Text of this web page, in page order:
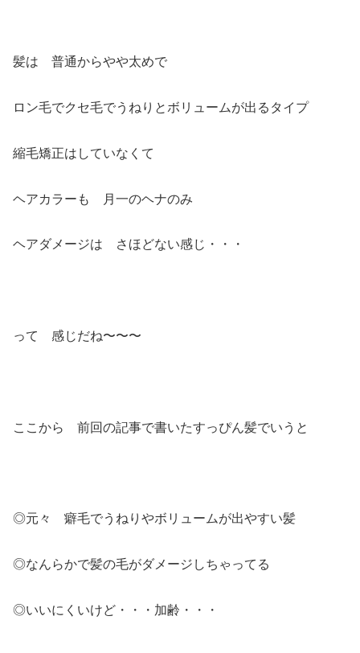
髪は 普通からやや太めで
ロン毛でクセ毛でうねりとボリュームが出るタイプ
縮毛矯正はしていなくて
ヘアカラーも 月一のヘナのみ
ヘアダメージは さほどない感じ・・・
って 感じだね〜〜〜
ここから 前回の記事で書いたすっぴん髪でいうと
◎元々 癖毛でうねりやボリュームが出やすい髪
◎なんらかで髪の毛がダメージしちゃってる
◎いいにくいけど・・・加齢・・・